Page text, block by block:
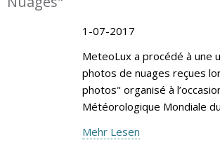
1-07-2017
MeteoLux a procédé à une
photos de nuages reçues
photos" organisé à
Météorologique Mondiale
Mehr Lesen